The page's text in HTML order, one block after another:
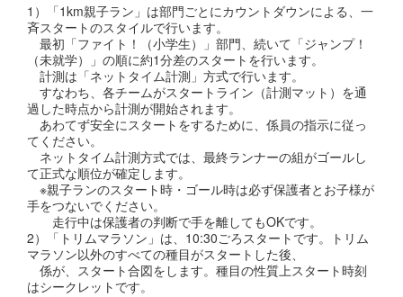
1）「1km親子ラン」は部門ごとにカウントダウンによる、一
斉スタートのスタイルで行います。
最初「ファイト！（小学生）」部門、続いて「ジャンプ！
（未就学）」の順に約1分差のスタートを行います。
計測は「ネットタイム計測」方式で行います。
すなわち、各チームがスタートライン（計測マット）を通
過した時点から計測が開始されます。
あわてず安全にスタートをするために、係員の指示に従っ
てください。
ネットタイム計測方式では、最終ランナーの組がゴールし
て正式な順位が確定します。
※親子ランのスタート時・ゴール時は必ず保護者とお子様が
手をつないでください。
走行中は保護者の判断で手を離してもOKです。
2）「トリムマラソン」は、10:30ごろスタートです。トリム
マラソン以外のすべての種目がスタートした後、
係が、スタート合図をします。種目の性質上スタート時刻
はシークレットです。